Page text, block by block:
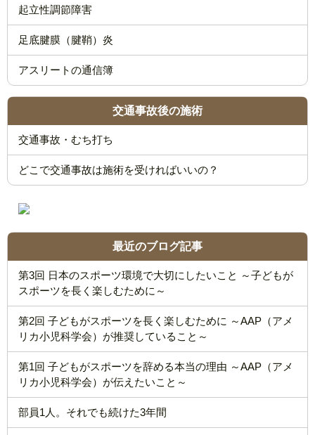
起立性調節障害
足底腱膜（腱鞘）炎
アスリートの通信簿
交通事故後の施術
交通事故・むち打ち
どこで交通事故は施術を受ければいいの？
最近のブログ記事
第3回 日本のスポーツ環境で大切にしたいこと ～子どもが
スポーツを長く楽しむために～
第2回 子どもがスポーツを長く楽しむために ～AAP（アメ
リカ小児科学会）が推奨していること～
第1回 子どもがスポーツを辞める本当の理由 ～AAP（アメ
リカ小児科学会）が伝えたいこと～
部員1人。それでも続けた3年間